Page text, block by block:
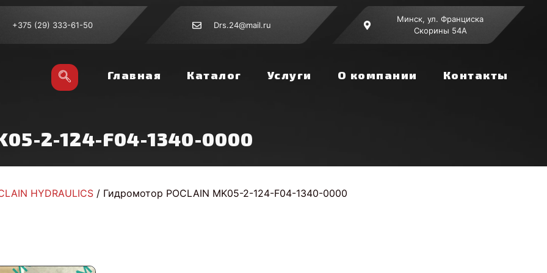
+375 (29) 333-61-50 Drs.24@mail.ru
Минск, ул. Франциска
Скорины 54А
Главная Каталог Услуги О компании Контакты
2-124-F04-1340-0000
HYDRAULICS / Гидромотор POCLAIN MK05-2-124-F04-1340-0000